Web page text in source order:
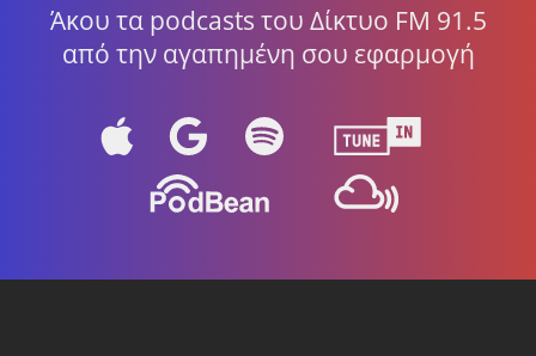
Άκου τα podcasts του Δίκτυο FM 91.5
από την αγαπημένη σου εφαρμογή